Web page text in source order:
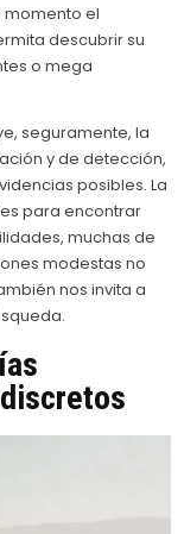
momento el
descubrir su
o mega
seguramente, la
y de detección,
posibles. La
para encontrar
muchas de
modestas no
nos invita a